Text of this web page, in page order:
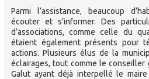
Parmi l’assistance, beaucoup
écouter et s’informer. Des
d’associations, comme celle du
étaient également présents pour
actions. Plusieurs élus de la
éclairages, tout comme le conseiller
Galut ayant déjà interpellé le